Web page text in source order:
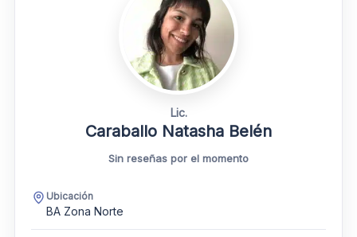
Lic.
Caraballo Natasha Belén
Sin reseñas por el momento
Ubicación
BA Zona Norte